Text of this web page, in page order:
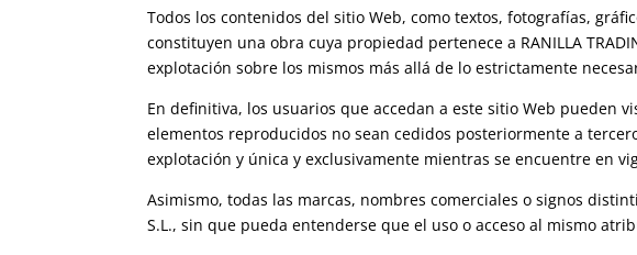
Todos los contenidos del sitio Web, como textos, fotografías,
constituyen una obra cuya propiedad pertenece a RANILLA
explotación sobre los mismos más allá de lo estrictamente
En definitiva, los usuarios que accedan a este sitio Web pueden
elementos reproducidos no sean cedidos posteriormente a
explotación y única y exclusivamente mientras se encuentre en
Asimismo, todas las marcas, nombres comerciales o signos
S.L., sin que pueda entenderse que el uso o acceso al mismo